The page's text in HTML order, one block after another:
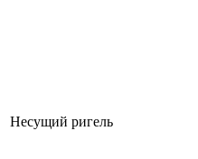
Несущий ригель